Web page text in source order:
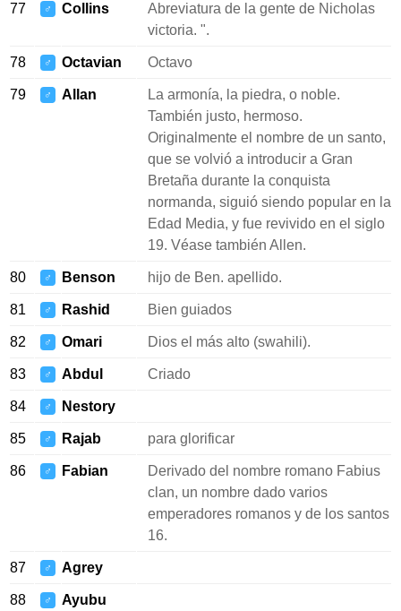
77 ♂ Collins
Abreviatura de la gente de Nicholas
victoria. ".
78 ♂ Octavian Octavo
79 ♂ Allan
La armonía, la piedra, o noble.
También justo, hermoso.
Originalmente el nombre de un santo,
que se volvió a introducir a Gran
Bretaña durante la conquista
normanda, siguió siendo popular en la
Edad Media, y fue revivido en el siglo
19. Véase también Allen.
80 ♂ Benson hijo de Ben. apellido.
81 ♂ Rashid Bien guiados
82 ♂ Omari Dios el más alto (swahili).
83 ♂ Abdul Criado
84 ♂ Nestory
85 ♂ Rajab para glorificar
86 ♂ Fabian
Derivado del nombre romano Fabius
clan, un nombre dado varios
emperadores romanos y de los santos
16.
87 ♂ Agrey
88 ♂ Ayubu